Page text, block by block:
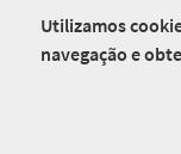
Utilizamos
navegação e